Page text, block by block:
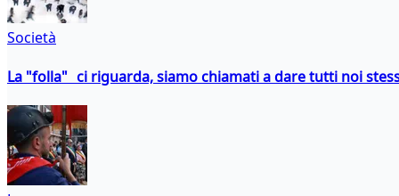
Società
La "folla" ci riguarda, siamo chiamati a dare tutti noi